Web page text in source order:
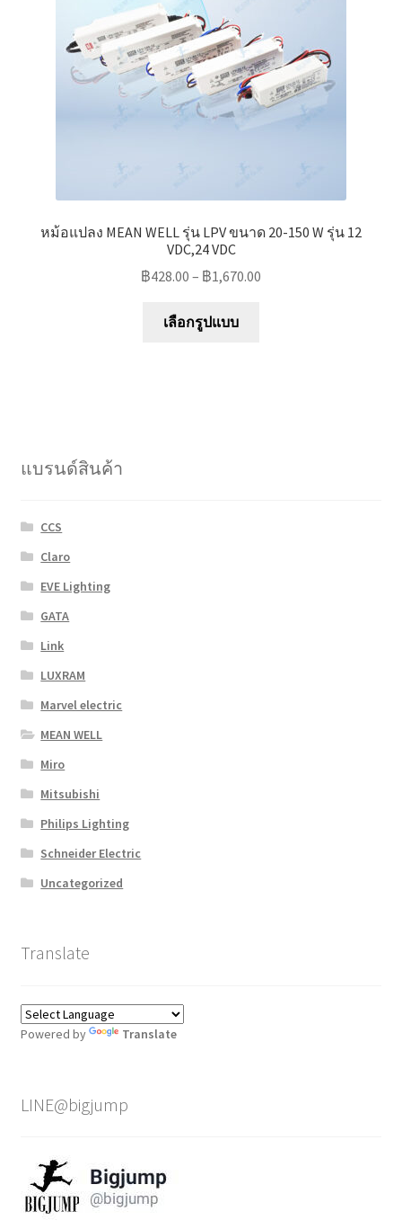
on
the
product
page
หม้อแปลง MEAN WELL รุ่น LPV ขนาด 20-150 W รุ่น 12
VDC,24 VDC
฿428.00 – ฿1,670.00
เลือกรูปแบบ
แบรนด์สินค้า
CCS
Claro
EVE Lighting
GATA
Link
LUXRAM
Marvel electric
MEAN WELL
Miro
Mitsubishi
Philips Lighting
Schneider Electric
Uncategorized
Translate
Powered by Translate
LINE@bigjump